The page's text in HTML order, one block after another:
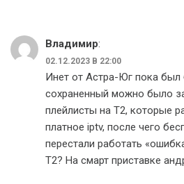
Владимир:
02.12.2023 В 22:00
Инет от Астра-Юг пока был
сохраненный можно было
плейлисты на Т2, которые
платное iptv, после чего
перестали работать
Т2? На смарт приставке